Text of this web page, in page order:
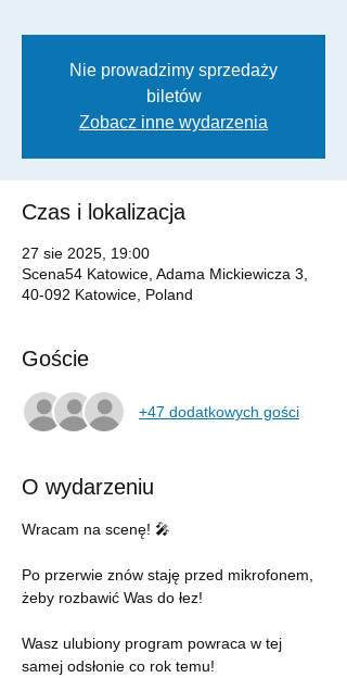
Nie prowadzimy sprzedaży
biletów
Zobacz inne wydarzenia
Czas i lokalizacja
27 sie 2025, 19:00
Scena54 Katowice, Adama Mickiewicza 3,
40-092 Katowice, Poland
Goście
+47 dodatkowych gości
O wydarzeniu
Wracam na scenę! 🎤
Po przerwie znów staję przed mikrofonem,
żeby rozbawić Was do łez!
Wasz ulubiony program powraca w tej
samej odsłonie co rok temu!